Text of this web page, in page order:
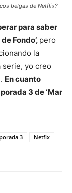
belgas de Netflix?
para saber
Fondo’, pero
la
serie, yo creo
En cuanto
3 de ‘Mar
3
Netfix